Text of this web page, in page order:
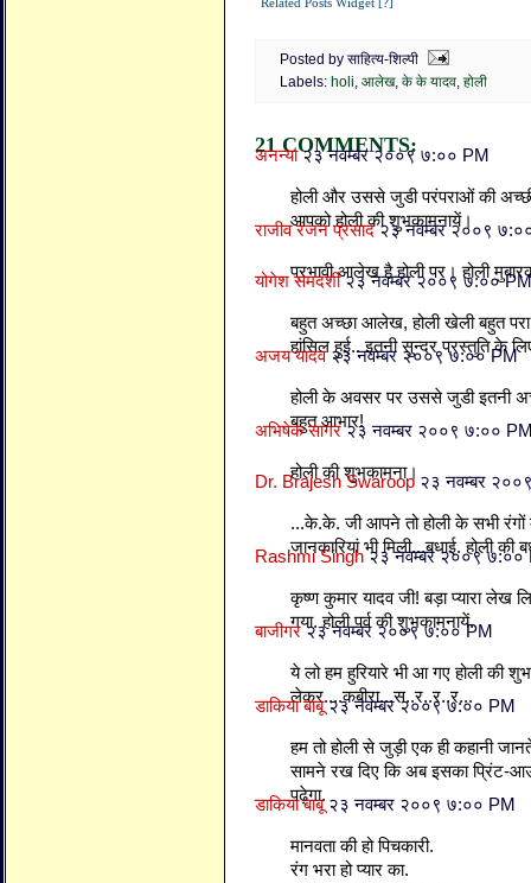
Posted by साहित्य-शिल्पी
Labels: holi, आलेख, के के यादव, होली
21 COMMENTS:
अनन्या २३ नवम्बर २००९ ७:०० PM
होली और उससे जुडी परंपराओं की
आपको होली की शुभकामनायें।
राजीव रंजन प्रसाद २३ नवम्बर २००९
प्रभावी आलेख है होली पर। होली
योगेश समदर्शी २३ नवम्बर २००९ ७:०० PM
बहुत अच्छा आलेख, होली खेली बहुत परा
हांसिल हुई.. इतनी सुन्दर प्रस्तुति के
अजय यादव २३ नवम्बर २००९ ७:०० PM
होली के अवसर पर उससे जुडी इतनी
बहुत आभार!
अभिषेक सागर २३ नवम्बर २००९ ७:००
होली की शुभकामना।
Dr. Brajesh Swaroop २३ नवम्बर
...के.के. जी आपने तो होली के सभी रंगों
जानकारियां भी मिली...बधाई. होली की
Rashmi Singh २३ नवम्बर २००९ ७:००
कृष्ण कुमार यादव जी! बड़ा प्यारा लेख
गया. होली पर्व की शुभकामनायें.
बाजीगर २३ नवम्बर २००९ ७:०० PM
ये लो हम हुरियारे भी आ गए होली की
लेकर....कबीरा...स..र..र..र...
डाकिया बाबू २३ नवम्बर २००९ ७:०० PM
हम तो होली से जुड़ी एक ही कहानी
सामने रख दिए कि अब इसका प्रिंट-
पढ़ेगा.
डाकिया बाबू २३ नवम्बर २००९ ७:०० PM
मानवता की हो पिचकारी.
रंग भरा हो प्यार का.